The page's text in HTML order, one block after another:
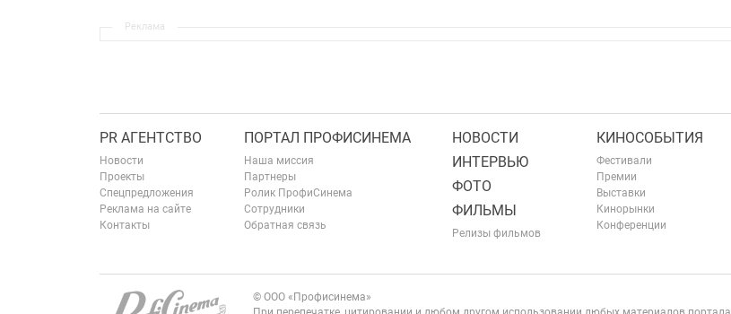
Реклама
PR АГЕНТСТВО
Новости
Проекты
Спецпредложения
Реклама на сайте
Контакты
ПОРТАЛ ПРОФИСИНЕМА
Наша миссия
Партнеры
Ролик ПрофиСинема
Сотрудники
Обратная связь
НОВОСТИ
ИНТЕРВЬЮ
ФОТО
ФИЛЬМЫ
Релизы фильмов
КИНОСОБЫТИЯ
Фестивали
Премии
Выставки
Кинорынки
Конференции
© ООО «Профисинема»